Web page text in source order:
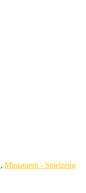
, Miniaturen - Spielzeug